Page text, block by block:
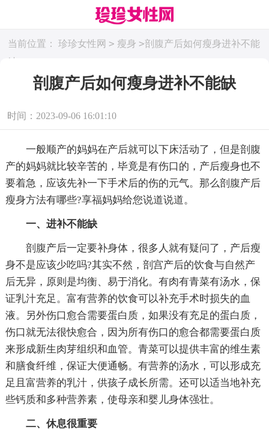
当前位置： 珍珍女性网 > 瘦身 >剖腹产后如何瘦身进补不能
缺
剖腹产后如何瘦身进补不能缺
时间：2023-09-06 16:01:10
一般顺产的妈妈在产后就可以下床活动了，但是剖腹
产的妈妈就比较辛苦的，毕竟是有伤口的，产后瘦身也不
要着急，应该先补一下手术后的伤的元气。那么剖腹产后
瘦身方法有哪些?享福妈妈给您说道说道。
一、进补不能缺
剖腹产后一定要补身体，很多人就有疑问了，产后瘦
身不是应该少吃吗?其实不然，剖宫产后的饮食与自然产
后无异，原则是均衡、易于消化。有肉有青菜有汤水，保
证乳汁充足。富有营养的饮食可以补充手术时损失的血
液。另外伤口愈合需要蛋白质，如果没有充足的蛋白质，
伤口就无法很快愈合，因为所有伤口的愈合都需要蛋白质
来形成新生肉芽组织和血管。青菜可以提供丰富的维生素
和膳食纤维，保证大便通畅。有营养的汤水，可以形成充
足且富营养的乳汁，供孩子成长所需。还可以适当地补充
些钙质和多种营养素，使母亲和婴儿身体强壮。
二、休息很重要